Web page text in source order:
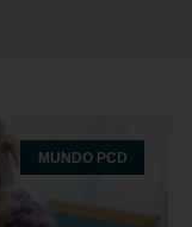
MUNDO PCD